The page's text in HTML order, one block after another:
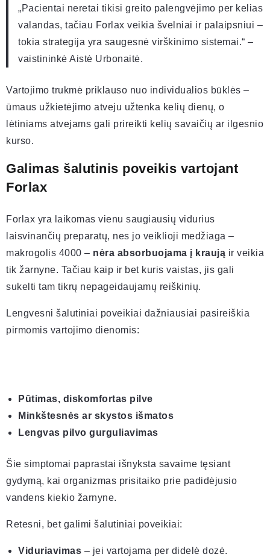
„Pacientai neretai tikisi greito palengvėjimo per kelias
valandas, tačiau Forlax veikia švelniai ir palaipsniui –
tokia strategija yra saugesnė virškinimo sistemai.“ –
vaistininkė Aistė Urbonaitė.
Vartojimo trukmė priklauso nuo individualios būklės –
ūmaus užkietėjimo atveju užtenka kelių dienų, o
lėtiniams atvejams gali prireikti kelių savaičių ar ilgesnio
kurso.
Galimas šalutinis poveikis vartojant
Forlax
Forlax yra laikomas vienu saugiausių vidurius
laisvinančių preparatų, nes jo veiklioji medžiaga –
makrogolis 4000 – nėra absorbuojama į kraują ir veikia
tik žarnyne. Tačiau kaip ir bet kuris vaistas, jis gali
sukelti tam tikrų nepageidaujamų reiškinių.
Lengvesni šalutiniai poveikiai dažniausiai pasireiškia
pirmomis vartojimo dienomis:
Pūtimas, diskomfortas pilve
Minkštesnės ar skystos išmatos
Lengvas pilvo gurguliavimas
Šie simptomai paprastai išnyksta savaime tęsiant
gydymą, kai organizmas prisitaiko prie padidėjusio
vandens kiekio žarnyne.
Retesni, bet galimi šalutiniai poveikiai:
Viduriavimas – jei vartojama per didelė dozė.